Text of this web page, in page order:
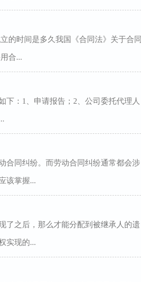
的时间是多久我国《合同法》关于合同
合...
下：1、申请报告；2、公司委托代理人
合同纠纷。而劳动合同纠纷通常都会涉
该掌握...
了之后，那么才能分配到被继承人的遗
实现的...